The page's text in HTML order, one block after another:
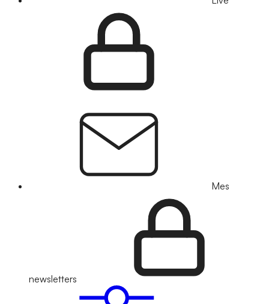
Mes
newsletters